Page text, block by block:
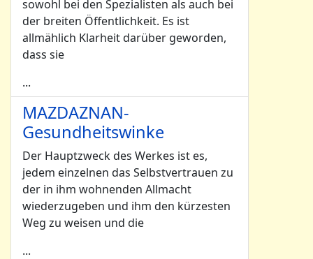
sowohl bei den Spezialisten als auch bei
der breiten Öffentlichkeit. Es ist
allmählich Klarheit darüber geworden,
dass sie
...
MAZDAZNAN-
Gesundheitswinke
Der Hauptzweck des Werkes ist es,
jedem einzelnen das Selbstvertrauen zu
der in ihm wohnenden Allmacht
wiederzugeben und ihm den kürzesten
Weg zu weisen und die
...